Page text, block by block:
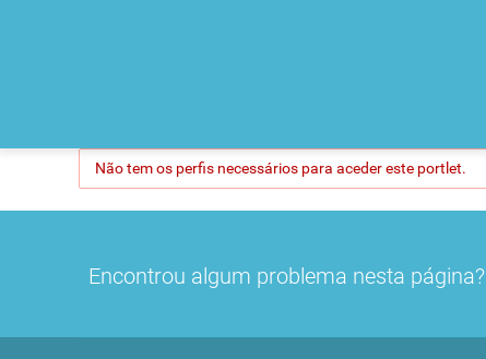
Não tem os perfis necessários para aceder este portlet.
Encontrou algum problema nesta página?